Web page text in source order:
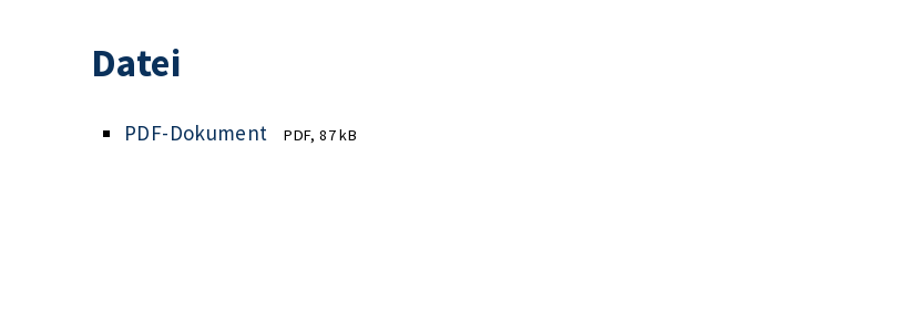
Datei
PDF-Dokument PDF, 87 kB